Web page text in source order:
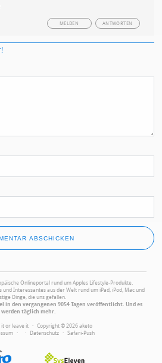
ANTWORTEN
MELDEN
Onlineportal rund um Apples Lifestyle-Produkte.
Interessantes aus der Welt rund um iPad, iPod, Mac und
Dinge, die uns gefallen.
in den vergangenen 9054 Tagen veröffentlicht. Und es
werden täglich mehr.
it or leave it · Copyright © 2026 aketo
· · Datenschutz · Safari-Push